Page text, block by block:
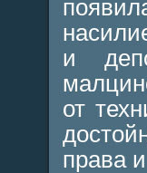
и
от
права